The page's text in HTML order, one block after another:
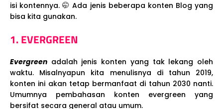
isi kontennya. 🤭 Ada jenis beberapa konten Blog yang
bisa kita gunakan.
1. EVERGREEN
Evergreen adalah jenis konten yang tak lekang oleh
waktu. Misalnyapun kita menulisnya di tahun 2019,
konten ini akan tetap bermanfaat di tahun 2030 nanti.
Umumnya pembahasan konten evergreen yang
bersifat secara general atau umum.